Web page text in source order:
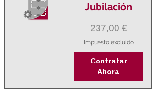
Jubilación
Precio
237,00 €
Impuesto excluido
Contratar
Ahora